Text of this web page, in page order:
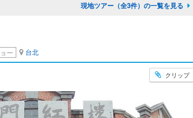
現地ツアー（全3件）の一覧を見る
ー 台北
クリップ